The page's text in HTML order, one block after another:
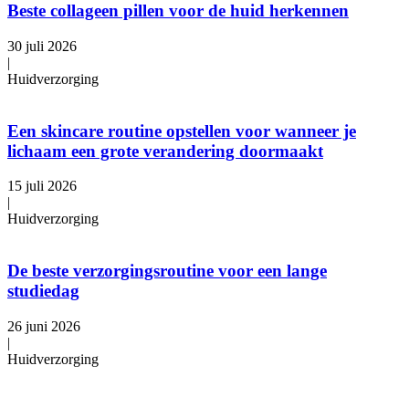
Beste collageen pillen voor de huid herkennen
30 juli 2026
|
Huidverzorging
Een skincare routine opstellen voor wanneer je
lichaam een grote verandering doormaakt
15 juli 2026
|
Huidverzorging
De beste verzorgingsroutine voor een lange
studiedag
26 juni 2026
|
Huidverzorging